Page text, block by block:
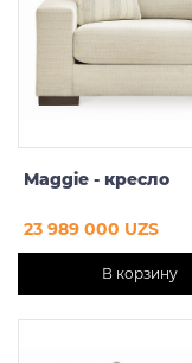
Предзаказ
Maggie - кресло
23 989 000 UZS
В корзину